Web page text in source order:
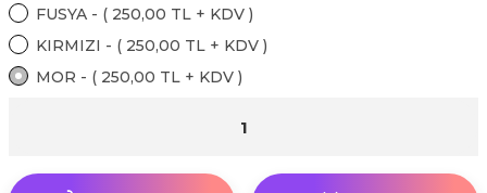
Veda Parti Malzemeleri
Süsleri (Halloween)
Süsleri
Maskeleri
modelleri (süslü
Malzemeleri
Taş Baskı Ürünleri
Ürünleri
FUSYA - ( 250,00 TL + KDV )
KIRMIZI - ( 250,00 TL + KDV )
MOR - ( 250,00 TL + KDV )